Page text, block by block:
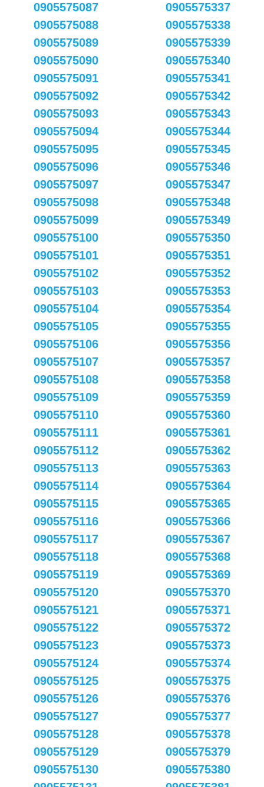
0905575087
0905575088
0905575089
0905575090
0905575091
0905575092
0905575093
0905575094
0905575095
0905575096
0905575097
0905575098
0905575099
0905575100
0905575101
0905575102
0905575103
0905575104
0905575105
0905575106
0905575107
0905575108
0905575109
0905575110
0905575111
0905575112
0905575113
0905575114
0905575115
0905575116
0905575117
0905575118
0905575119
0905575120
0905575121
0905575122
0905575123
0905575124
0905575125
0905575126
0905575127
0905575128
0905575129
0905575130
0905575337
0905575338
0905575339
0905575340
0905575341
0905575342
0905575343
0905575344
0905575345
0905575346
0905575347
0905575348
0905575349
0905575350
0905575351
0905575352
0905575353
0905575354
0905575355
0905575356
0905575357
0905575358
0905575359
0905575360
0905575361
0905575362
0905575363
0905575364
0905575365
0905575366
0905575367
0905575368
0905575369
0905575370
0905575371
0905575372
0905575373
0905575374
0905575375
0905575376
0905575377
0905575378
0905575379
0905575380